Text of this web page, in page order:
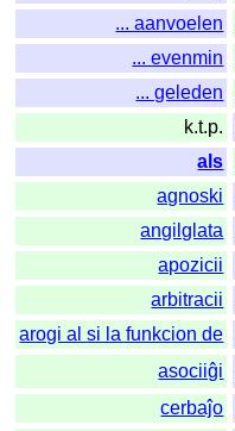
... aanvoelen
... evenmin
... geleden
k.t.p.
als
agnoski
angilglata
apozicii
arbitracii
arogi al si la funkcion de
asociiĝi
cerbaĵo